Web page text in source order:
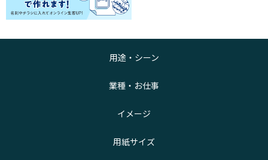
用途・シーン
業種・お仕事
イメージ
用紙サイズ